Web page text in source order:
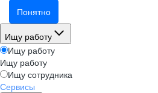
Понятно
Ищу работу
Ищу работу
Ищу работу
Ищу сотрудника
Сервисы